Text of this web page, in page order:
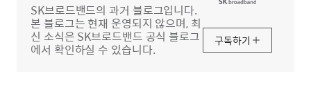
SK브로드밴드의 과거 블로그입니다.
본 블로그는 현재 운영되지 않으며, 최
신 소식은 SK브로드밴드 공식 블로그
에서 확인하실 수 있습니다.
구독하기